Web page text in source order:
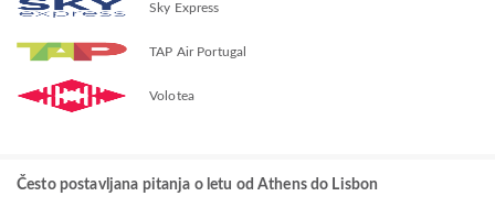
Sky Express
TAP Air Portugal
Volotea
Često postavljana pitanja o letu od Athens do Lisbon